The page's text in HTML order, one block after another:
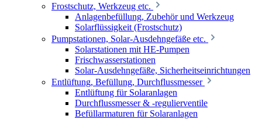
Frostschutz, Werkzeug etc.
Anlagenbefüllung, Zubehör und Werkzeug
Solarflüssigkeit (Frostschutz)
Pumpstationen, Solar-Ausdehngefäße etc.
Solarstationen mit HE-Pumpen
Frischwasserstationen
Solar-Ausdehngefäße, Sicherheitseinrichtungen
Entlüftung, Befüllung, Durchflussmesser
Entlüftung für Solaranlagen
Durchflussmesser & -regulierventile
Befüllarmaturen für Solaranlagen